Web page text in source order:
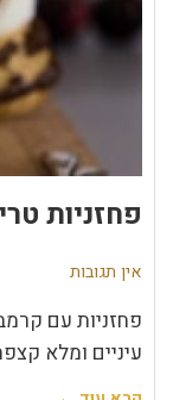
פחזניות
אין תגובות
עיניים ומלא